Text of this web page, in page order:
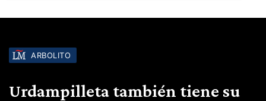
ARBOLITO
Urdampilleta también tiene su